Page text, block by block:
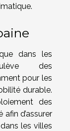
dans les
des
pour les
durable.
des
d’assurer
les villes